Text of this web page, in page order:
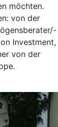
möchten.
von der
Investment,
von der